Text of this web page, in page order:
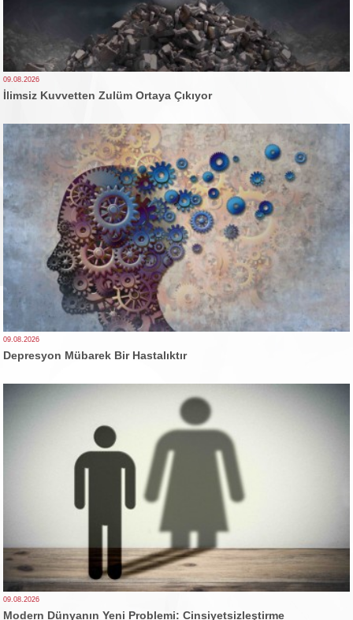
09.08.2026
İlimsiz Kuvvetten Zulüm Ortaya Çıkıyor
09.08.2026
Depresyon Mübarek Bir Hastalıktır
09.08.2026
Modern Dünyanın Yeni Problemi: Cinsiyetsizleştirme